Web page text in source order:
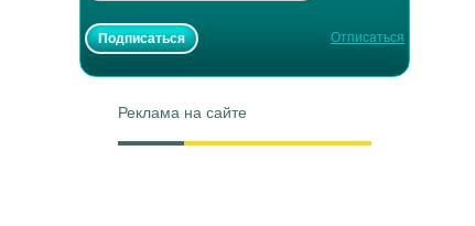
Отписаться
Реклама на сайте